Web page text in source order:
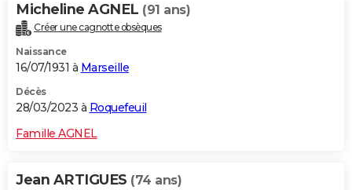
Micheline AGNEL (91 ans)
Créer une cagnotte obsèques
Naissance
16/07/1931 à Marseille
Décès
28/03/2023 à Roquefeuil
Famille AGNEL
Jean ARTIGUES (74 ans)